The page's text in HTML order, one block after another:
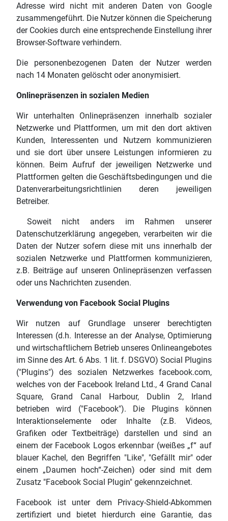
Adresse wird nicht mit anderen Daten von Google
zusammengeführt. Die Nutzer können die Speicherung
der Cookies durch eine entsprechende Einstellung ihrer
Browser-Software verhindern.
Die personenbezogenen Daten der Nutzer werden
nach 14 Monaten gelöscht oder anonymisiert.
Onlinepräsenzen in sozialen Medien
Wir unterhalten Onlinepräsenzen innerhalb sozialer
Netzwerke und Plattformen, um mit den dort aktiven
Kunden, Interessenten und Nutzern kommunizieren
und sie dort über unsere Leistungen informieren zu
können. Beim Aufruf der jeweiligen Netzwerke und
Plattformen gelten die Geschäftsbedingungen und die
Datenverarbeitungsrichtlinien deren jeweiligen
Betreiber.
Soweit nicht anders im Rahmen unserer
Datenschutzerklärung angegeben, verarbeiten wir die
Daten der Nutzer sofern diese mit uns innerhalb der
sozialen Netzwerke und Plattformen kommunizieren,
z.B. Beiträge auf unseren Onlinepräsenzen verfassen
oder uns Nachrichten zusenden.
Verwendung von Facebook Social Plugins
Wir nutzen auf Grundlage unserer berechtigten
Interessen (d.h. Interesse an der Analyse, Optimierung
und wirtschaftlichem Betrieb unseres Onlineangebotes
im Sinne des Art. 6 Abs. 1 lit. f. DSGVO) Social Plugins
("Plugins") des sozialen Netzwerkes facebook.com,
welches von der Facebook Ireland Ltd., 4 Grand Canal
Square, Grand Canal Harbour, Dublin 2, Irland
betrieben wird ("Facebook"). Die Plugins können
Interaktionselemente oder Inhalte (z.B. Videos,
Grafiken oder Textbeiträge) darstellen und sind an
einem der Facebook Logos erkennbar (weißes „f“ auf
blauer Kachel, den Begriffen "Like", "Gefällt mir" oder
einem „Daumen hoch“-Zeichen) oder sind mit dem
Zusatz "Facebook Social Plugin" gekennzeichnet.
Facebook ist unter dem Privacy-Shield-Abkommen
zertifiziert und bietet hierdurch eine Garantie, das